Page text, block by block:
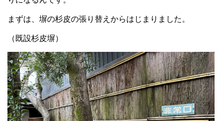
まずは、塀の杉皮の張り替えからはじまりました。
（既設杉皮塀）